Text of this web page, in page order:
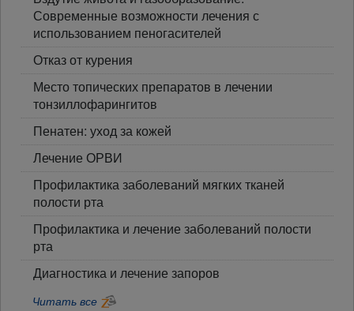
Современные возможности лечения с
использованием пеногасителей
Отказ от курения
Место топических препаратов в лечении
тонзиллофарингитов
Пенатен: уход за кожей
Лечение ОРВИ
Профилактика заболеваний мягких тканей
полости рта
Профилактика и лечение заболеваний полости
рта
Диагностика и лечение запоров
Читать все